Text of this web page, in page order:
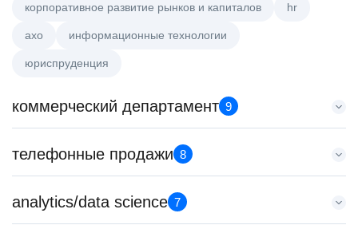
корпоративное развитие рынков и капиталов hr
axo информационные технологии
юриспруденция
коммерческий департамент 9
Тренер по развитию компетенций продаж
HeadHunter::Коммерческий департамент
з/п не указана
телефонные продажи 8
Менеджер по продажам B2B (сегмент SMB)
HeadHunter::Телефонные продажи
analytics/data science 7